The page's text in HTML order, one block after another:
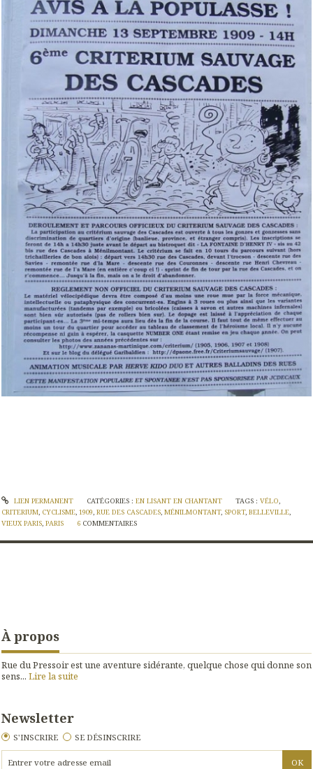
LIEN PERMANENT CATÉGORIES : EN LISANT EN CHANTANT TAGS :VÉLO
CRITERIUM CYCLISME 1909 RUE DES CASCADES MÉNILMONTANT, SPORT, BELLEVILLE
VIEUX PARIS PARIS 6 COMMENTAIRES
À propos
Rue du Pressoir est une aventure sidérante, quelque chose qui donne son
sens... Lire la suite
Newsletter
S'INSCRIRE SE DÉSINSCRIRE